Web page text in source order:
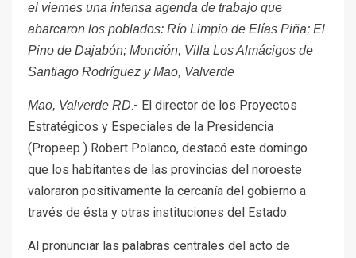
el viernes una intensa agenda de trabajo que
abarcaron los poblados: Río Limpio de Elías Piña; El
Pino de Dajabón; Monción, Villa Los Almácigos de
Santiago Rodríguez y Mao, Valverde
Mao, Valverde RD.- El director de los Proyectos
Estratégicos y Especiales de la Presidencia
(Propeep ) Robert Polanco, destacó este domingo
que los habitantes de las provincias del noroeste
valoraron positivamente la cercanía del gobierno a
través de ésta y otras instituciones del Estado.
Al pronunciar las palabras centrales del acto de